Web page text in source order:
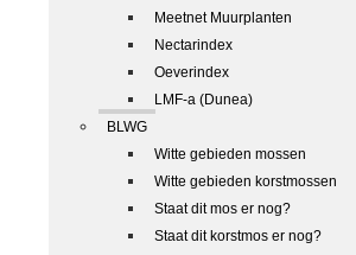
Meetnet Muurplanten
Nectarindex
Oeverindex
LMF-a (Dunea)
BLWG
Witte gebieden mossen
Witte gebieden korstmossen
Staat dit mos er nog?
Staat dit korstmos er nog?